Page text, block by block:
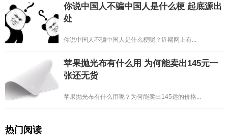
你说中国人不骗中国人是什么梗 起底源出
处
你说中国人不骗中国人是什么梗呢？近期网上有...
苹果抛光布有什么用 为何能卖出145元一
张还无货
苹果抛光布有什么用呢？为何能卖出145远的价格...
热门阅读